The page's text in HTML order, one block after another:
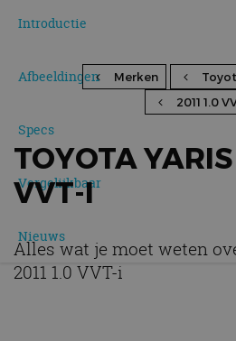
Contact
Introductie
Afbeeldingen
Specs
Vergelijkbaar
Nieuws
Merken
2011 1.0
TOYOTA YARIS
VVT-I
Alles wat je moet weten
2011 1.0 VVT-i